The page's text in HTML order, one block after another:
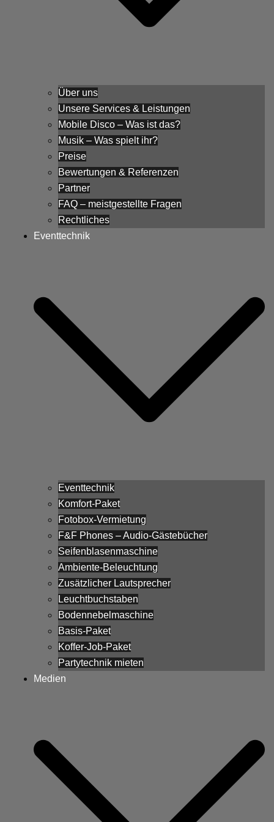
Über uns
Unsere Services & Leistungen
Mobile Disco – Was ist das?
Musik – Was spielt ihr?
Preise
Bewertungen & Referenzen
Partner
FAQ – meistgestellte Fragen
Rechtliches
Eventtechnik
Eventtechnik
Komfort-Paket
Fotobox-Vermietung
F&F Phones – Audio-Gästebücher
Seifenblasenmaschine
Ambiente-Beleuchtung
Zusätzlicher Lautsprecher
Leuchtbuchstaben
Bodennebelmaschine
Basis-Paket
Koffer-Job-Paket
Partytechnik mieten
Medien